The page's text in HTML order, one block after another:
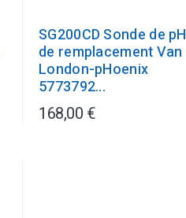
SG200CD Sonde de pH
de remplacement Van
London-pHoenix
5773792...
168,00 €